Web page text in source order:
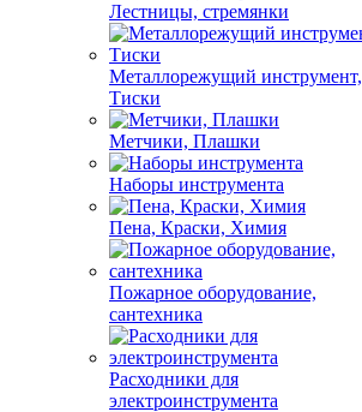
Лестницы, стремянки
Металлорежущий инструмент,
Тиски
Метчики, Плашки
Наборы инструмента
Пена, Краски, Химия
Пожарное оборудование,
сантехника
Расходники для
электроинструмента